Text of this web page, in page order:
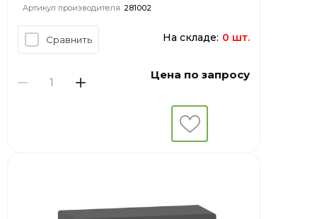
Артикул производителя 281002
Сравнить На складе: 0 шт.
Цена по запросу